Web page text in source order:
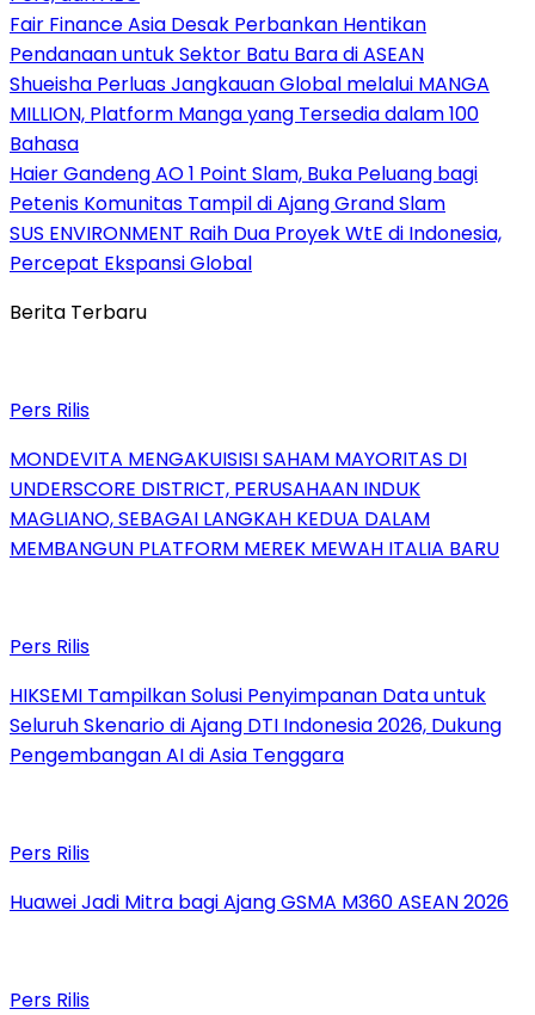
Fair Finance Asia Desak Perbankan Hentikan
Pendanaan untuk Sektor Batu Bara di ASEAN
Shueisha Perluas Jangkauan Global melalui MANGA
MILLION, Platform Manga yang Tersedia dalam 100
Bahasa
Haier Gandeng AO 1 Point Slam, Buka Peluang bagi
Petenis Komunitas Tampil di Ajang Grand Slam
SUS ENVIRONMENT Raih Dua Proyek WtE di Indonesia,
Percepat Ekspansi Global
Berita Terbaru
Pers Rilis
MONDEVITA MENGAKUISISI SAHAM MAYORITAS DI
UNDERSCORE DISTRICT, PERUSAHAAN INDUK
MAGLIANO, SEBAGAI LANGKAH KEDUA DALAM
MEMBANGUN PLATFORM MEREK MEWAH ITALIA BARU
Pers Rilis
HIKSEMI Tampilkan Solusi Penyimpanan Data untuk
Seluruh Skenario di Ajang DTI Indonesia 2026, Dukung
Pengembangan AI di Asia Tenggara
Pers Rilis
Huawei Jadi Mitra bagi Ajang GSMA M360 ASEAN 2026
Pers Rilis